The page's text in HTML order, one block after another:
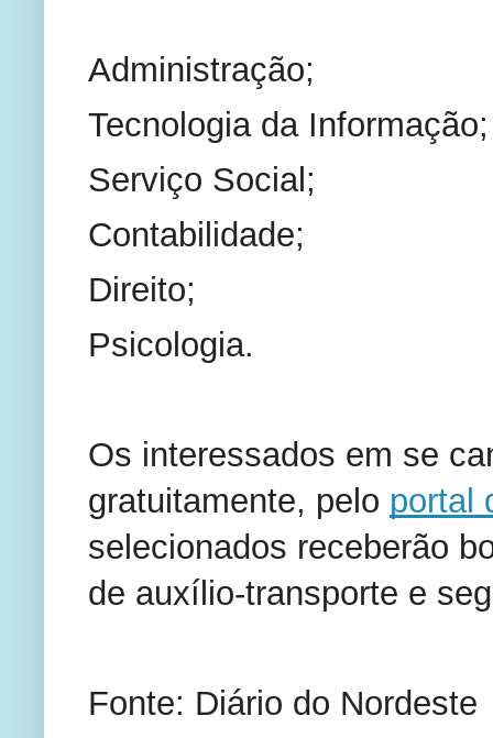
Administração;
Tecnologia da Informação;
Serviço Social;
Contabilidade;
Direito;
Psicologia.
Os interessados em se
gratuitamente, pelo portal
selecionados receberão
de auxílio-transporte e
Fonte: Diário do Nordeste